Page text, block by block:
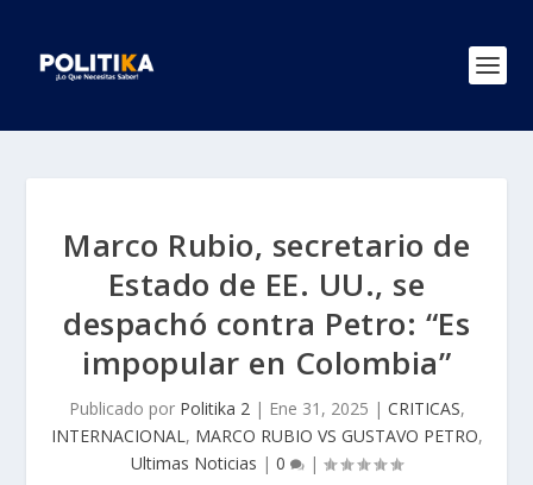
Marco Rubio, secretario de
Estado de EE. UU., se
despachó contra Petro: “Es
impopular en Colombia”
Publicado por Politika 2| Ene 31, 2025 | CRITICAS,
INTERNACIONAL, MARCO RUBIO VS GUSTAVO PETRO,
Ultimas Noticias | 0 |